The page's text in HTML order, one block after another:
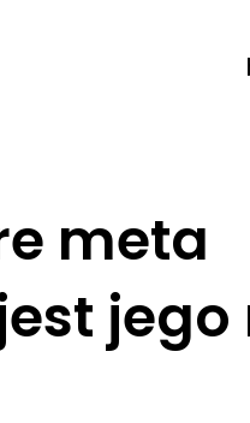
meta
jego